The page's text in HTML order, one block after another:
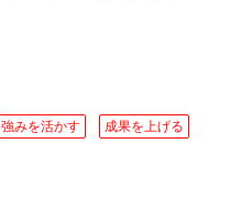
強みを活かす 成果を上げる